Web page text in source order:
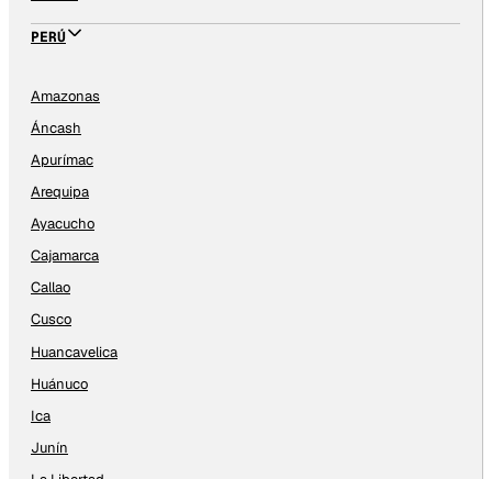
PERÚ
Amazonas
Áncash
Apurímac
Arequipa
Ayacucho
Cajamarca
Callao
Cusco
Huancavelica
Huánuco
Ica
Junín